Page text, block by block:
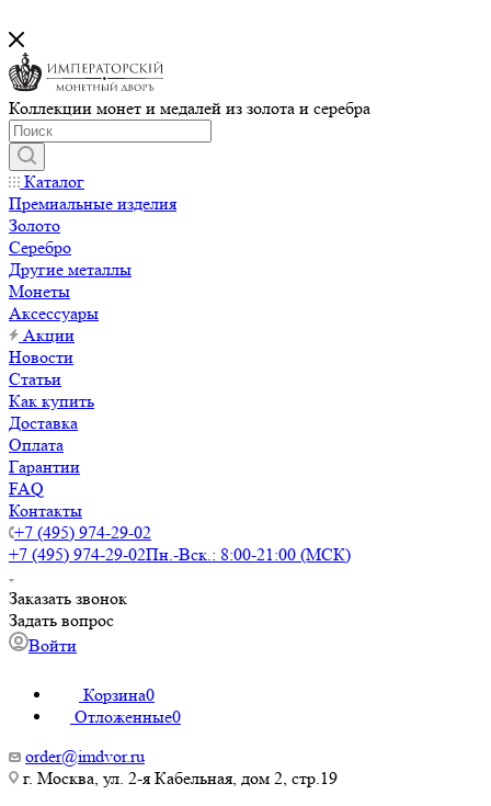
Коллекции монет и медалей из золота и серебра
Каталог
Премиальные изделия
Золото
Серебро
Другие металлы
Монеты
Аксессуары
Акции
Новости
Статьи
Как купить
Доставка
Оплата
Гарантии
FAQ
Контакты
+7 (495) 974-29-02
+7 (495) 974-29-02Пн.-Вск.: 8:00-21:00 (МСК)
Заказать звонок
Задать вопрос
Войти
Корзина0
Отложенные0
order@imdvor.ru
г. Москва, ул. 2-я Кабельная, дом 2, стр.19